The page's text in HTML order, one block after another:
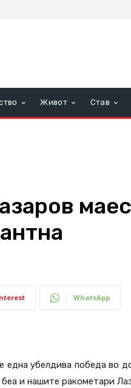
Живот Став
WhatsApp
една убелдива победа во
и нашите ракометари